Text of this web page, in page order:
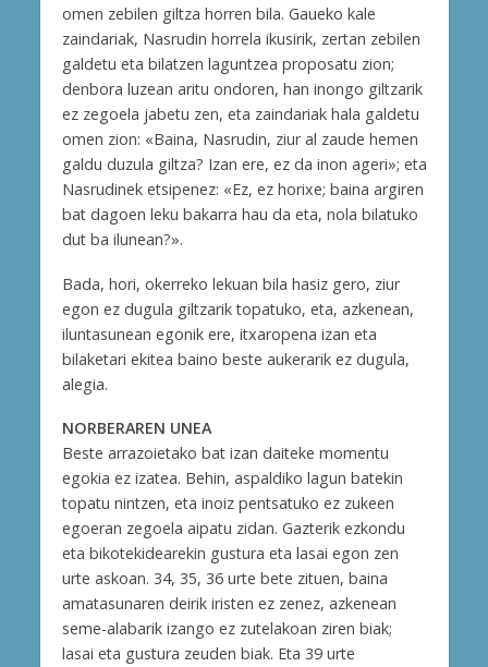
omen zebilen giltza horren bila. Gaueko kale
zaindariak, Nasrudin horrela ikusirik, zertan zebilen
galdetu eta bilatzen laguntzea proposatu zion;
denbora luzean aritu ondoren, han inongo giltzarik
ez zegoela jabetu zen, eta zaindariak hala galdetu
omen zion: «Baina, Nasrudin, ziur al zaude hemen
galdu duzula giltza? Izan ere, ez da inon ageri»; eta
Nasrudinek etsipenez: «Ez, ez horixe; baina argiren
bat dagoen leku bakarra hau da eta, nola bilatuko
dut ba ilunean?».
Bada, hori, okerreko lekuan bila hasiz gero, ziur
egon ez dugula giltzarik topatuko, eta, azkenean,
iluntasunean egonik ere, itxaropena izan eta
bilaketari ekitea baino beste aukerarik ez dugula,
alegia.
NORBERAREN UNEA
Beste arrazoietako bat izan daiteke momentu
egokia ez izatea. Behin, aspaldiko lagun batekin
topatu nintzen, eta inoiz pentsatuko ez zukeen
egoeran zegoela aipatu zidan. Gazterik ezkondu
eta bikotekidearekin gustura eta lasai egon zen
urte askoan. 34, 35, 36 urte bete zituen, baina
amatasunaren deirik iristen ez zenez, azkenean
seme-alabarik izango ez zutelakoan ziren biak;
lasai eta gustura zeuden biak. Eta 39 urte